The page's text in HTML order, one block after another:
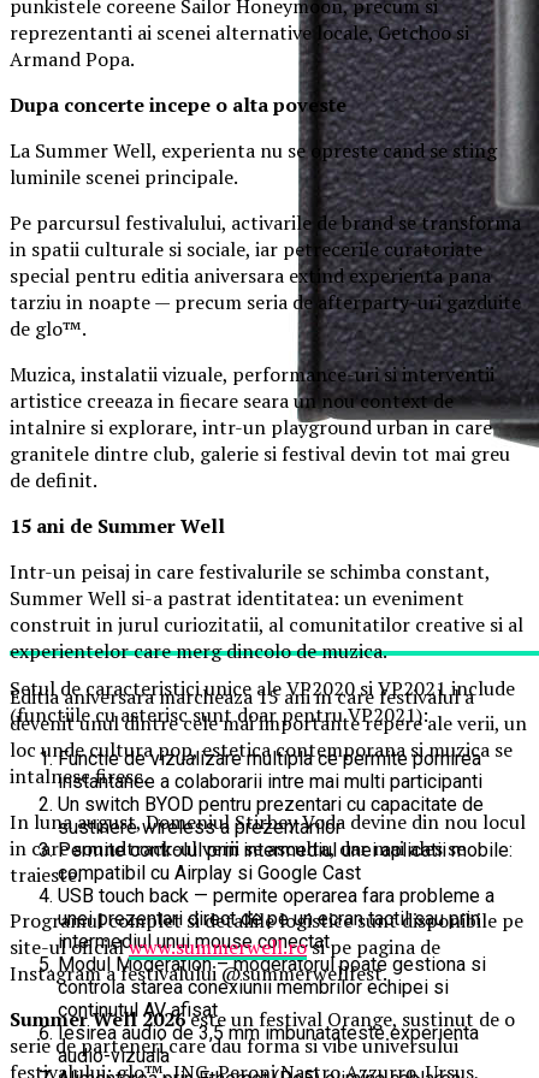
Setul de caracteristici unice ale VP2020 si VP2021 include
(functiile cu asterisc sunt doar pentru VP2021):
Functie de vizualizare multipla ce permite pornirea
instantanee a colaborarii intre mai multi participanti
Un switch BYOD pentru prezentari cu capacitate de
sustinere wireless a prezentarilor
Permite controlul prin intermediul unei aplicatii mobile:
compatibil cu Airplay si Google Cast
USB touch back — permite operarea fara probleme a
unei prezentari direct de pe un ecran tactil sau prin
intermediul unui mouse conectat
Modul Moderation – moderatorul poate gestiona si
controla starea conexiunii membrilor echipei si
continutul AV afisat
Iesirea audio de 3,5 mm imbunatateste experienta
audio-vizuala
punkistele coreene Sailor Honeymoon, precum si
reprezentanti ai scenei alternative locale, Getchoo si
Armand Popa.
Dupa concerte incepe o alta poveste
La Summer Well, experienta nu se opreste cand se sting
luminile scenei principale.
Pe parcursul festivalului, activarile de brand se transforma
in spatii culturale si sociale, iar petrecerile curatoriate
special pentru editia aniversara extind experienta pana
tarziu in noapte — precum seria de afterparty-uri gazduite
de glo™.
Muzica, instalatii vizuale, performance-uri si interventii
artistice creeaza in fiecare seara un nou context de
intalnire si explorare, intr-un playground urban in care
granitele dintre club, galerie si festival devin tot mai greu
de definit.
15 ani de Summer Well
Intr-un peisaj in care festivalurile se schimba constant,
Summer Well si-a pastrat identitatea: un eveniment
construit in jurul curiozitatii, al comunitatilor creative si al
experientelor care merg dincolo de muzica.
Editia aniversara marcheaza 15 ani in care festivalul a
devenit unul dintre cele mai importante repere ale verii, un
loc unde cultura pop, estetica contemporana si muzica se
intalnesc firesc.
In luna august, Domeniul Stirbey Voda devine din nou locul
in care soundtrack-ul verii se asculta, dar mai ales se
traieste.
Programul complet si detaliile logistice sunt disponibile pe
site-ul oficialwww.summerwell.rosi pe pagina de
Instagram a festivalului @summerwellfest.
Summer Well 2026este un festival Orange, sustinut de o
serie de parteneri care dau forma si vibe universului
festivalului: glo™, ING, Peroni Nastro Azzurro, Ursus,